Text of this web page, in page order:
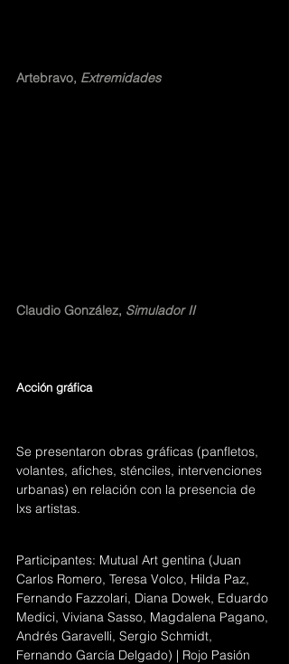
Artebravo, Extremidades
Claudio González, Simulador II
Acción gráfica
Se presentaron obras gráficas (panfletos,
volantes, afiches, sténciles, intervenciones
urbanas) en relación con la presencia de
lxs artistas.
Participantes: Mutual Art gentina (Juan
Carlos Romero, Teresa Volco, Hilda Paz,
Fernando Fazzolari, Diana Dowek, Eduardo
Medici, Viviana Sasso, Magdalena Pagano,
Andrés Garavelli, Sergio Schmidt,
Fernando García Delgado) | Rojo Pasión